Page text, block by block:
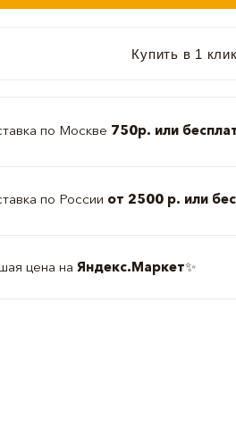
Купить в 1 клик
по Москве 750р. или
по России от 2500 р. или
цена на Яндекс.Маркет✨